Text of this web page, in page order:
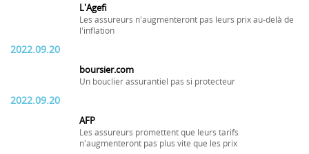
L'Agefi
Les assureurs n'augmenteront pas leurs prix au-delà de
l'inflation
2022.09.20
boursier.com
Un bouclier assurantiel pas si protecteur
2022.09.20
AFP
Les assureurs promettent que leurs tarifs
n'augmenteront pas plus vite que les prix